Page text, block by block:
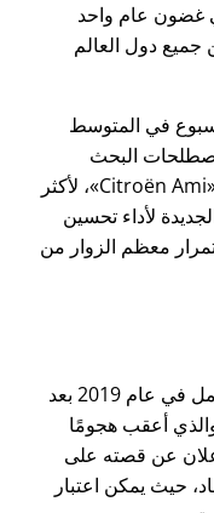
غضون عام واحد
جميع دول العالم
دولة في الأسبوع في المتوسط
البحث
Citroën Ami ، لأكثر
لأداء تحسين
معظم الزوار من
أغلق مؤسس هذا المشروع أعماله بالكامل في عام 2019 بعد
أعقب هجومًا
إلى 2019. تم الإعلان عن قصته على
حيث يمكن اعتبار